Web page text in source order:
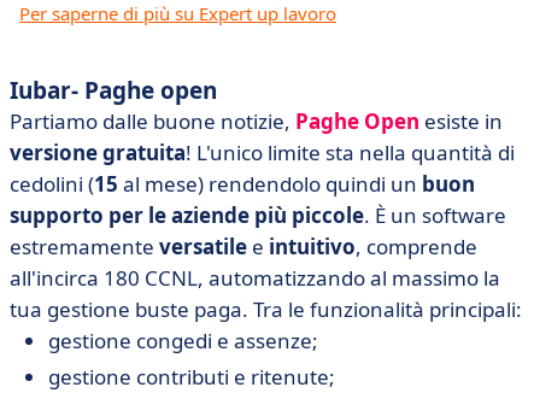
Per saperne di più su Expert up lavoro
Iubar- Paghe open
Partiamo dalle buone notizie, Paghe Open esiste in
versionegratuita! L'unico limite sta nella quantità di
cedolini (15 al mese) rendendolo quindi un buon
supporto per le aziende più piccole. È un software
estremamente versatile e intuitivo, comprende
all'incirca 180 CCNL, automatizzando al massimo la
tua gestione buste paga. Tra le funzionalità principali:
gestione congedi e assenze;
gestione contributi e ritenute;